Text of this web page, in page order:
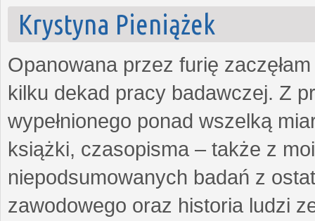
Krystyna Pieniążek
Opanowana przez furię
kilku dekad pracy badawczej. Z
wypełnionego ponad wszelką
książki, czasopisma – także z
niepodsumowanych badań z
zawodowego oraz historia ludzi